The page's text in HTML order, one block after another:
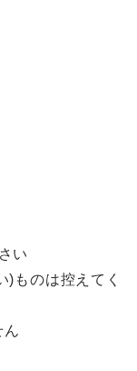
い
)ものは控えてく
ん